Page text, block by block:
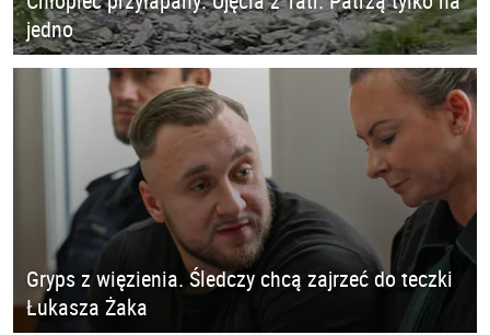
jedno
Gryps z więzienia. Śledczy chcą zajrzeć do teczki
Łukasza Żaka